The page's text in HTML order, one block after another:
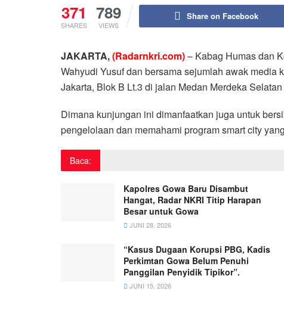
371
SHARES
789
VIEWS
Share on Facebook
JAKARTA,(Radarnkri.com)– Kabag Humas dan
Wahyudi Yusuf dan bersama sejumlah awak
Jakarta, Blok B Lt.3 di jalan Medan Merdeka
Dimana kunjungan ini dimanfaatkan juga untuk
pengelolaan dan memahami program smart city
Baca:
Kapolres Gowa Baru Disambut
Hangat, Radar NKRI Titip Harapan
Besar untuk Gowa
JUNI 28, 2026
“Kasus Dugaan Korupsi PBG, Kadis
Perkimtan Gowa Belum Penuhi
Panggilan Penyidik Tipikor”.
JUNI 15, 2026